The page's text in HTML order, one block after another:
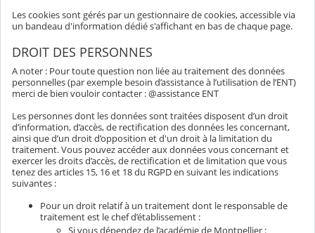
Les cookies sont gérés par un gestionnaire de cookies, accessible via
un bandeau d'information dédié s'affichant en bas de chaque page.
DROIT DES PERSONNES
A noter : Pour toute question non liée au traitement des données
personnelles (par exemple besoin d’assistance à l’utilisation de l’ENT)
merci de bien vouloir contacter : @assistance ENT
Les personnes dont les données sont traitées disposent d’un droit
d’information, d’accès, de rectification des données les concernant,
ainsi que d’un droit d’opposition et d'un droit à la limitation du
traitement. Vous pouvez accéder aux données vous concernant et
exercer les droits d’accès, de rectification et de limitation que vous
tenez des articles 15, 16 et 18 du RGPD en suivant les indications
suivantes :
Pour un droit relatif à un traitement dont le responsable de
traitement est le chef d’établissement :
Si vous dépendez de l’académie de Montpellier :